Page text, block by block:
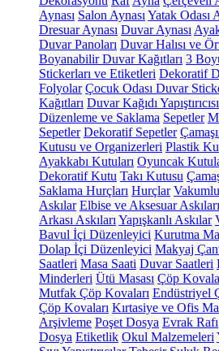
Aynası Salon Aynası Yatak Odası
Dresuar Aynası Duvar Aynası
Duvar Panoları Duvar Halısı ve
Boyanabilir Duvar Kağıtları 3
Stickerları ve Etiketleri Dekoratif
Folyolar Çocuk Odası Duvar
Kağıtları Duvar Kağıdı Yapıştırıcısı
Düzenleme ve Saklama Sepetler
Sepetler Dekoratif Sepetler
Kutusu ve Organizerleri Plastik
Ayakkabı Kutuları Oyuncak
Dekoratif Kutu Takı Kutusu
Saklama Hurçları Hurçlar
Askılar Elbise ve Aksesuar Askıları
Arkası Askıları Yapışkanlı Askılar
Bavul İçi Düzenleyici Kurutma
Dolap İçi Düzenleyici Makyaj
Saatleri Masa Saati Duvar Saatleri
Minderleri Ütü Masası Çöp
Mutfak Çöp Kovaları Endüstriyel
Çöp Kovaları Kırtasiye ve Ofis
Arşivleme Poşet Dosya Evrak Rafı
Dosya Etiketlik Okul Malzemeleri